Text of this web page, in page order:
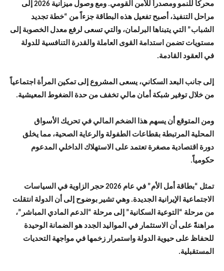
محركاً للنمو ومصدراً للأمن القومي. ومع وصول ميزانية 2026 إلى
مراحل التنفيذ، أصبح تفعيل هذه البطاقة جزءاً من “خطة تجديد
الشباب” التي يتبناها البرلمان، والتي تسعى لرفع معدل الخصوبة إلى
مستويات تضمن استدامة القوى العاملة والقدرة التنافسية للدولة
في العقود القادمة.
إلى جانب البعد السكاني، يسعى المشروع إلى تمكين المرأة اجتماعياً
من خلال توفير شبكة أمان مالي تخفف من حدة الضغوط المعيشية.
ومن المتوقع أن يسهم هذا الضخم المالي في تحريك الأسواق
المحلية المرتبطة بقطاعات الطفولة والرعاية الصحية، مما يخلق
دورة اقتصادية مصغرة تعتمد على الاستهلاك الداخلي المدعوم
حكومياً.
تمثل “بطاقة أمل الأم” في عام 2026 حجر الزاوية في السياسات
الاجتماعية الإيرانية الجديدة. وهي تشير بوضوح إلى أن الدولة انتقلت
من مرحلة “التوعية السكانية” إلى مرحلة “الدعم المادي المباشر”،
مراهنةً على أن الاستثمار في المواليد الجدد هو الضمانة الوحيدة
للحفاظ على حيوية الدولة واستمرار زخمها في مواجهة التحديات
المستقبلية.